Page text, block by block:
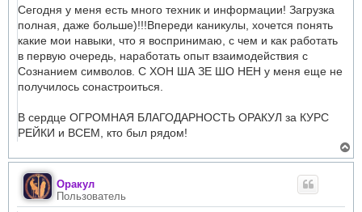
Сегодня у меня есть много техник и информации! Загрузка
полная, даже больше)!!!Впереди каникулы, хочется понять
какие мои навыки, что я воспринимаю, с чем и как работать
в первую очередь, наработать опыт взаимодействия с
Сознанием символов. С ХОН ША ЗЕ ШО НЕН у меня еще не
получилось сонастроиться.
В сердце ОГРОМНАЯ БЛАГОДАРНОСТЬ ОРАКУЛ за КУРС
РЕЙКИ и ВСЕМ, кто был рядом!
е
Оракул
Пользователь